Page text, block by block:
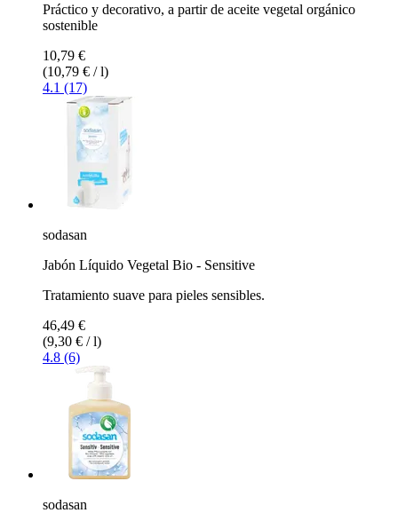
Práctico y decorativo, a partir de aceite vegetal orgánico
sostenible
10,79 €
(10,79 € / l)
4.1 (17)
sodasan
Jabón Líquido Vegetal Bio - Sensitive
Tratamiento suave para pieles sensibles.
46,49 €
(9,30 € / l)
4.8 (6)
sodasan